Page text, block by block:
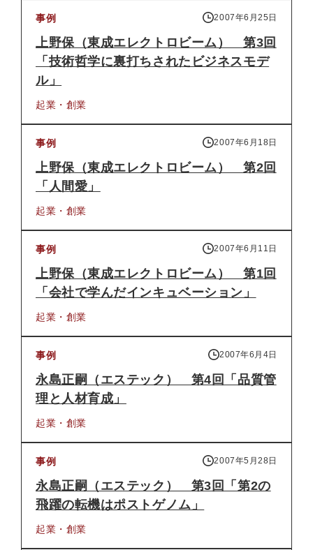
事例 2007年6月25日
上野保（東成エレクトロビーム） 第3回
「技術哲学に裏打ちされたビジネスモデ
ル」
起業・創業
事例 2007年6月18日
上野保（東成エレクトロビーム） 第2回
「人間愛」
起業・創業
事例 2007年6月11日
上野保（東成エレクトロビーム） 第1回
「会社で学んだインキュベーション」
起業・創業
事例 2007年6月4日
永島正嗣（エステック） 第4回「品質管
理と人材育成」
起業・創業
事例 2007年5月28日
永島正嗣（エステック） 第3回「第2の
飛躍の転機はポストゲノム」
起業・創業